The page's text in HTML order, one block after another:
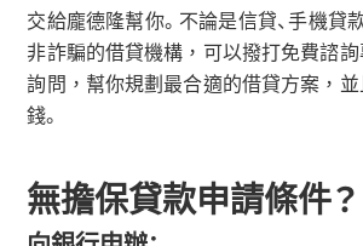
交給龐德隆幫你。不論是信貸、手機貸
非詐騙的借貸機構，可以撥打免費諮
詢問，幫你規劃最合適的借貸方案，並
錢。
無擔保貸款申請條件？